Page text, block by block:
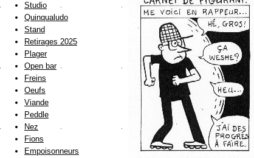
Studio
Quinqualudo
Stand
Retirages 2025
Plager
Open bar
Freins
Oeufs
Viande
Peddle
Nez
Fions
Empoisonneurs